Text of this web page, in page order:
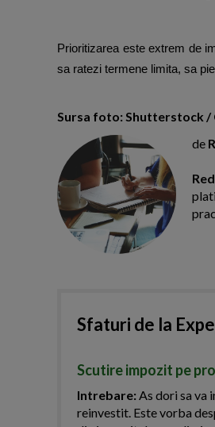
Prioritizarea este extrem de
sa ratezi termene limita, sa
Sursa foto: Shutterstock /
de
Sfaturi de la
Scutire impozit pe
Intrebare:As dori sa va
reinvestit. Este vorba